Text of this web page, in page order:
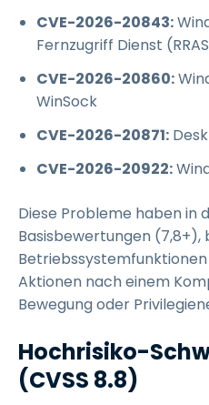
CVE-2026-20843:
Fernzugriff Dienst
CVE-2026-20860:
WinSock
CVE-2026-20871:
CVE-2026-20922:
Diese Probleme haben in
Basisbewertungen
Aktionen nach einem
Bewegung oder
Hochrisiko-
(CVSS 8.8)